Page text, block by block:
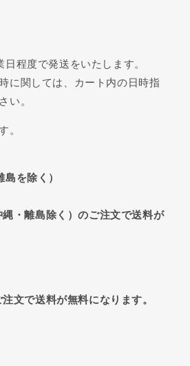
程度で発送をいたします。
に関しては、カート内の日時指
い。
。
を除く）
・離島除く）のご注文で送料が
文で送料が無料になります。